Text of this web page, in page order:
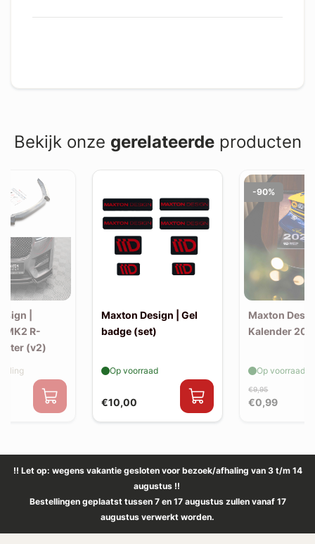
Bekijk onze gerelateerdeproducten
|
MK2 R-
(v2)
Maxton Design | Gel
badge (set)
€10,00
Op voorraad
-90%
Maxton
Kalender
€9,95
€0,99
Op voorraad
!! Let op: wegens vakantie gesloten voor bezoek/afhaling van 3 t/m 14
augustus !!
Bestellingen geplaatst tussen 7 en 17 augustus zullen vanaf 17
augustus verwerkt worden.